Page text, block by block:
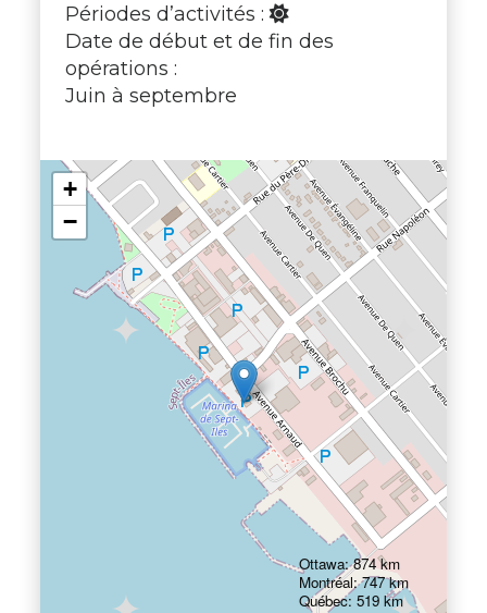
Périodes d’activités :
Date de début et de fin des
opérations :
Juin à septembre
+
−
Ottawa: 874 km
Montréal: 747 km
Québec: 519 km